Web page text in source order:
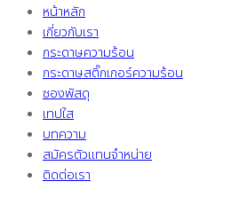
หน้าหลัก
เกี่ยวกับเรา
กระดาษความร้อน
กระดาษสติ๊กเกอร์ความร้อน
ซองพัสดุ
เทปใส
บทความ
สมัครตัวแทนจำหน่าย
ติดต่อเรา